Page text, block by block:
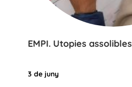
EMPI. Utopies assolibles
3 de juny